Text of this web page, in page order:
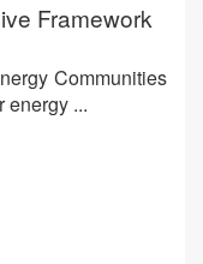
Framework
Communities
energy ...